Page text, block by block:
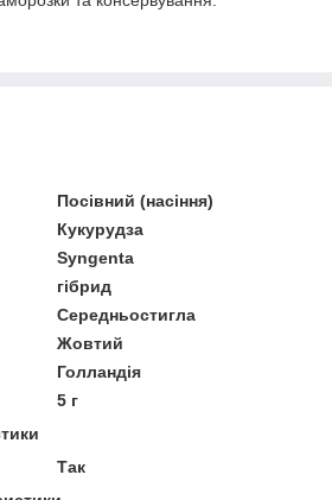
Посівний (насіння)
Кукурудза
Syngenta
гібрид
Середньостигла
Жовтий
Голландія
5 г
Так